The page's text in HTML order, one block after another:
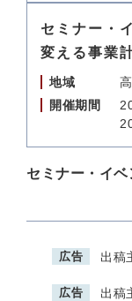
セミナー・
変える事業
地域
開催期間
セミナー・イ
広告 出稿
広告 出稿